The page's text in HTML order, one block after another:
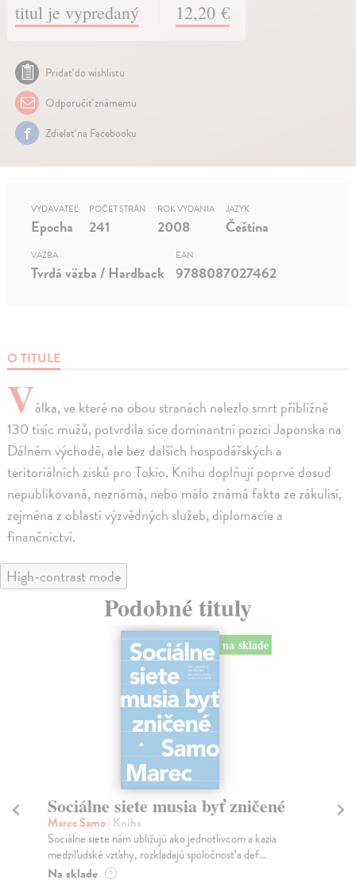
titul je vypredaný 12,20 €
Pridať do wishlistu
Odporučiť známemu
Zdielať na Facebooku
O TITULE
Válka, ve které na obou stranách nalezlo smrt přibližně
130 tisíc mužů, potvrdila sice dominantní pozici Japonska na
Dálném východě, ale bez dalších hospodářských a
teritoriálních zisků pro Tokio. Knihu doplňují poprvé dosud
nepublikovaná, neznámá, nebo málo známá fakta ze zákulisí,
zejména z oblasti výzvědných služeb, diplomacie a
finančnictví.
VYDAVATEĽ
Epocha
POČET STRÁN
241
ROK VYDANIA
2008
JAZYK
Čeština
VÄZBA
Tvrdá väzba / Hardback
EAN
9788087027462
High-contrast mode
Podobné tituly
na sklade
Sociálne siete musia byť zničené
Marec Samo| Kniha
Sociálne siete nám ubližujú ako jednotlivcom a kazia
medziľudské vzťahy, rozkladajú spoločnosť a def...
Na sklade ?